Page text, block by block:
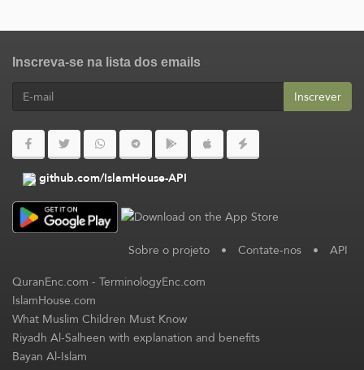
Inscreva-se na lista dos emails
Inscrever
github.com/IslamHouse-API
Sobre o projeto • Contate-nos • API
QuranEnc.com-TerminologyEnc.com
IslamHouse.com
What Muslim Children Must Know
Riyadh Al-Salheen with explanation and benefits
Bayan Al-Islam